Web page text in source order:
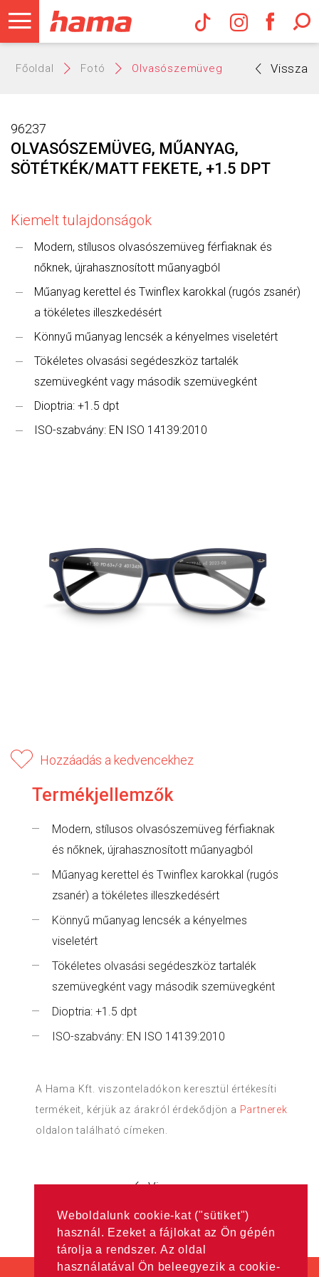
Weboldalunk cookie-kat ("sütiket")
használ. Ezeket a fájlokat az Ön gépén
tárolja a rendszer. Az oldal
használatával Ön beleegyezik a cookie-
Hama
Főoldal Fotó Olvasószemüveg Vissza
Hozzáadás a kedvencekhez
96237
OLVASÓSZEMÜVEG, MŰANYAG,
SÖTÉTKÉK/MATT FEKETE, +1.5 DPT
Kiemelt tulajdonságok
Modern, stílusos olvasószemüveg férfiaknak és
nőknek, újrahasznosított műanyagból
Műanyag kerettel és Twinflex karokkal (rugós zsanér)
a tökéletes illeszkedésért
Könnyű műanyag lencsék a kényelmes viseletért
Tökéletes olvasási segédeszköz tartalék
szemüvegként vagy második szemüvegként
Dioptria: +1.5 dpt
ISO-szabvány: EN ISO 14139:2010
Termékjellemzők
Modern, stílusos olvasószemüveg férfiaknak
és nőknek, újrahasznosított műanyagból
Műanyag kerettel és Twinflex karokkal (rugós
zsanér) a tökéletes illeszkedésért
Könnyű műanyag lencsék a kényelmes
viseletért
Tökéletes olvasási segédeszköz tartalék
szemüvegként vagy második szemüvegként
Dioptria: +1.5 dpt
ISO-szabvány: EN ISO 14139:2010
A Hama Kft. viszonteladókon keresztül értékesíti
termékeit, kérjük az árakról érdekődjön a Partnerek
oldalon található címeken.
Vissza